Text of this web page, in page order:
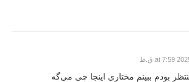
بودم ببینم مختاری اینجا چی می‌گه